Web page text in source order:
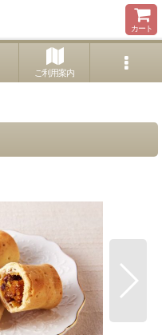
カート
ご利用案内